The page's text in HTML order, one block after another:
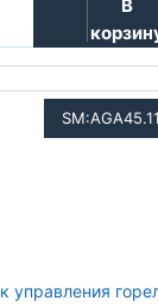
В
SM:AGA45.11